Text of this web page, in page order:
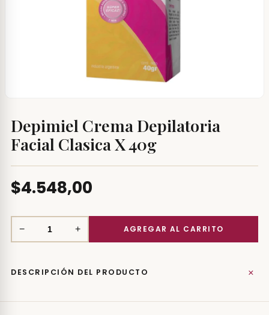
Depimiel Crema Depilatoria
Facial Clasica X 40g
$4.548,00
− +
DESCRIPCIÓN DEL PRODUCTO +